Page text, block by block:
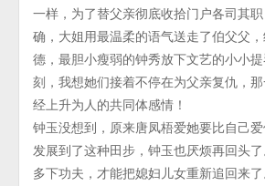
一样，为了替父亲彻底收拾门户各司其
确，大姐用最温柔的语气送走了伯父父
德，最胆小瘦弱的钟秀放下文艺的小小
刻，我想她们接着不停在为父亲复仇，
经上升为人的共同体感情！
钟玉没想到，原来唐凤梧爱她要比自己
发展到了这种田步，钟玉也厌烦再回头
多下功夫，才能把媳妇儿女重新追回来了